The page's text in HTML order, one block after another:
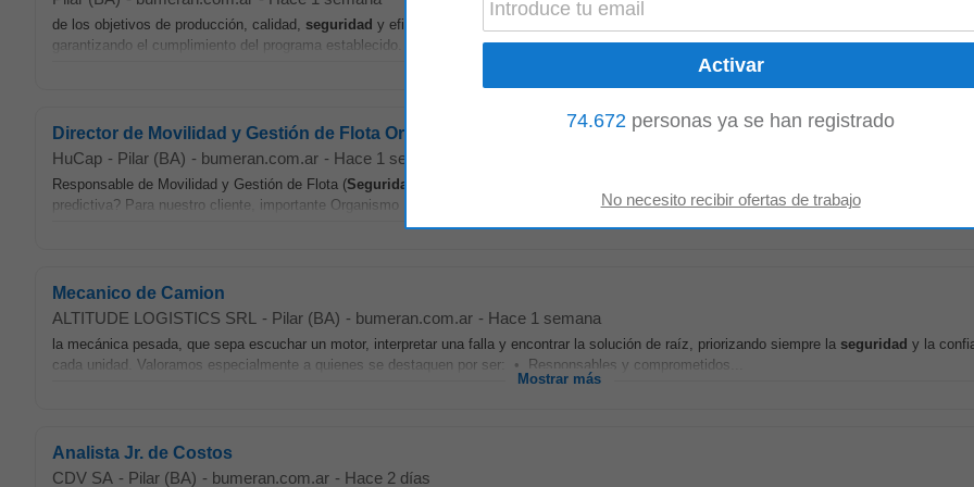
de los objetivos de producción, calidad, seguridad y eficiencia. Principales responsabilidades • Supervisar y coordinar las actividades diarias de
garantizando el cumplimiento del programa establecido. • Liderar al equipo operativo, organizando tareas...
Director de Movilidad y Gestión de Flota Organismo publico
HuCap - Pilar (BA) - bumeran.com.ar - Hace 1 semana
Responsable de Movilidad y Gestión de Flota (Seguridad
predictiva? Para nuestro cliente, importante Organismo Público en zona norte de Buenos Aires...
Mecanico de Camion
ALTITUDE LOGISTICS SRL
- Pilar (BA) - bumeran.com.ar - Hace 1 semana
la mecánica pesada, que sepa escuchar un motor, interpretar una falla y encontrar la solución de raíz, priorizando siempre la seguridad y la
cada unidad. Valoramos especialmente a quienes se destaquen por ser: • Responsables y comprometidos...
Mostrar más
Analista Jr. de Costos
CDV SA - Pilar (BA) - bumeran.com.ar - Hace 2 días
74.672 personas ya se han registrado